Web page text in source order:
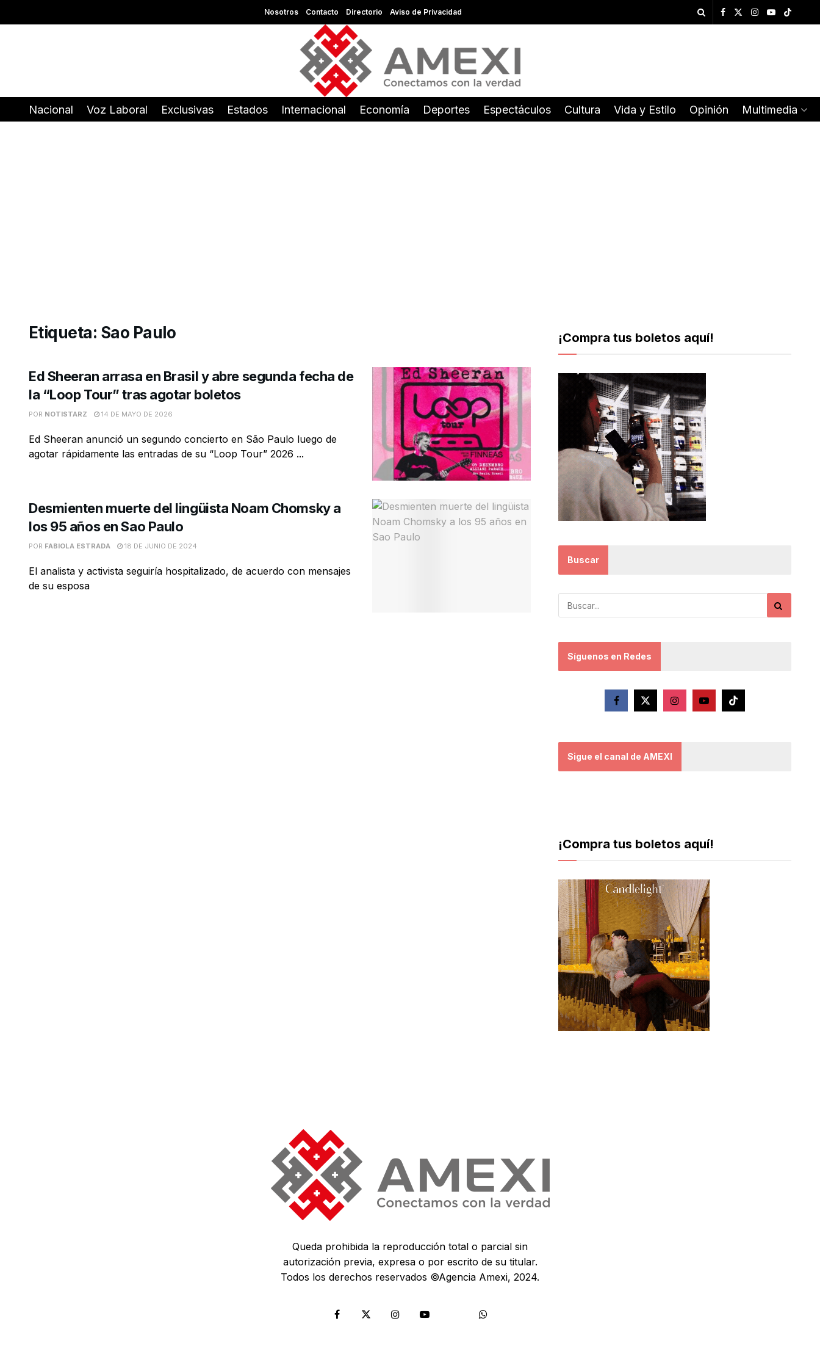
Nosotros Contacto Directorio Aviso de Privacidad
Nacional Voz Laboral Exclusivas Estados Internacional Economía Deportes Espectáculos Cultura Vida y Estilo Opinión Multimedia
Etiqueta: Sao Paulo
Ed Sheeran arrasa en Brasil y abre segunda fecha de
la “Loop Tour” tras agotar boletos
POR NOTISTARZ 14 DE MAYO DE 2026
Ed Sheeran anunció un segundo concierto en São Paulo luego de
agotar rápidamente las entradas de su “Loop Tour” 2026 ...
Desmienten muerte del lingüista Noam Chomsky a
los 95 años en Sao Paulo
POR FABIOLA ESTRADA 18 DE JUNIO DE 2024
El analista y activista seguiría hospitalizado, de acuerdo con mensajes
de su esposa
¡Compra tus boletos aquí!
Buscar
Síguenos en Redes
Sigue el canal de AMEXI
¡Compra tus boletos aquí!
Queda prohibida la reproducción total o parcial sin
autorización previa, expresa o por escrito de su titular.
Todos los derechos reservados ©Agencia Amexi, 2024.